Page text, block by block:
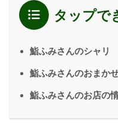
タップで
鮨ふみさんのシャリ
鮨ふみさんのおまか
鮨ふみさんのお店の